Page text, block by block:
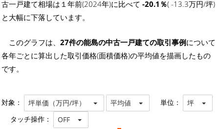
古一戸建て相場は１年前(2024年)に比べて -20.1％( -13.3万円/坪)
と大幅に下落しています。
このグラフは、 27件の能島の中古一戸建ての取引事例について
各年ごとに算出した取引価格(面積価格)の平均値を描画したもの
です。
対象： 坪単価（万円/坪） 平均値 単位： 坪
タッチ操作： OFF